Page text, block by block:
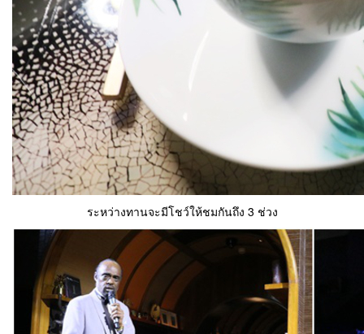
ระหว่างทานจะมีโชว์ให้ชมกันถึง 3 ช่วง